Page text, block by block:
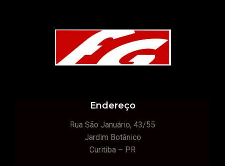
Endereço
Rua São Januário, 43/55
Jardim Botânico
Curitiba – PR